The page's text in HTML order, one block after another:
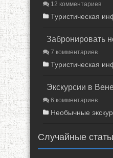
12 комментариев
Туристическая
Забронировать
7 комментариев
Туристическая
Экскурсии в
6 комментариев
Необычные
Случайные